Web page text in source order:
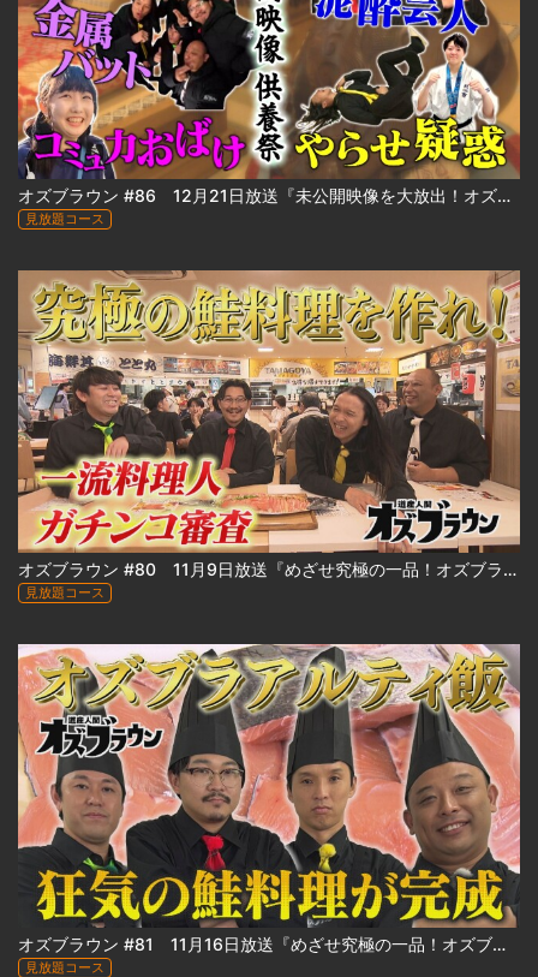
オズブラウン #86 12月21日放送『未公開映像を大放出！オズブラ供養祭 2025 冬』
見放題コース
オズブラウン #80 11月9日放送『めざせ究極の一品！オズブラアルティ飯（前編）』
見放題コース
オズブラウン #81 11月16日放送『めざせ究極の一品！オズブラアルティ飯（後編）』
見放題コース